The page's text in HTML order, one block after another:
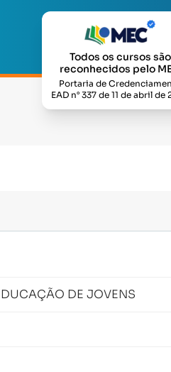
Todos os cursos são
reconhecidos pelo
Portaria de
EAD n° 337 de 11 de abril de
DE JOVENS